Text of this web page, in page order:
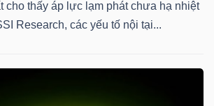
cho thấy áp lực lạm phát chưa hạ nhiệt
Research, các yếu tố nội tại...